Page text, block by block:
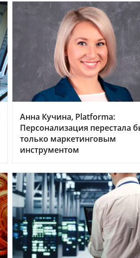
Анна Кучина, Platforma:
Персонализация перестала
только маркетинговым
инструментом